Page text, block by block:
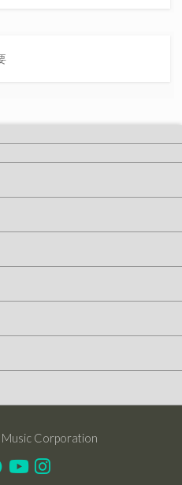
Corporation
Facebook
YoutubeInstagram